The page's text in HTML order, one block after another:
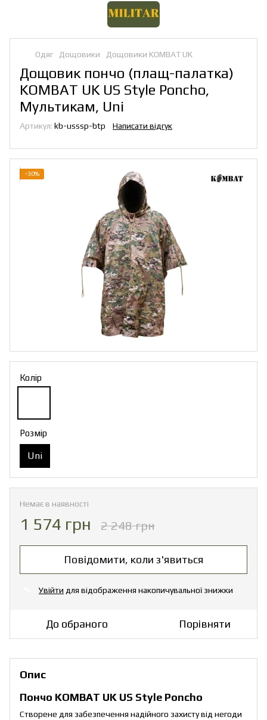
Одяг Дощовики Дощовики KOMBAT UK
Дощовик пончо (плащ-палатка)
KOMBAT UK US Style Poncho,
Мультикам, Uni
Артикул: kb-usssp-btp Написати відгук
−30%
Колір
Розмір
Uni
Немає в наявності
1 574 грн 2 248 грн
Повідомити, коли з'явиться
Увійти для відображення накопичувальної знижки
До обраного Порівняти
Опис
Пончо KOMBAT UK US Style Poncho
Створене для забезпечення надійного захисту від негоди